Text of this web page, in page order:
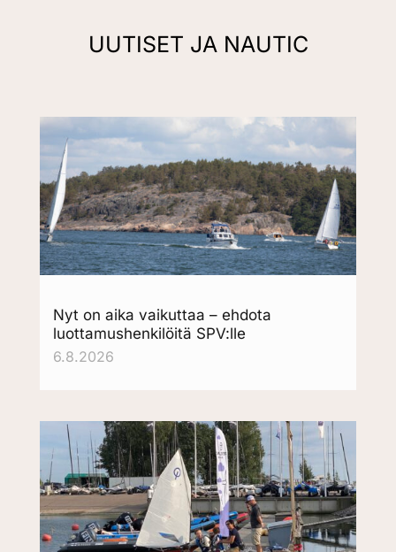
UUTISET JA NAUTIC
Nyt on aika vaikuttaa – ehdota
luottamushenkilöitä SPV:lle
6.8.2026